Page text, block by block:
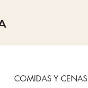
COMIDAS Y CENAS